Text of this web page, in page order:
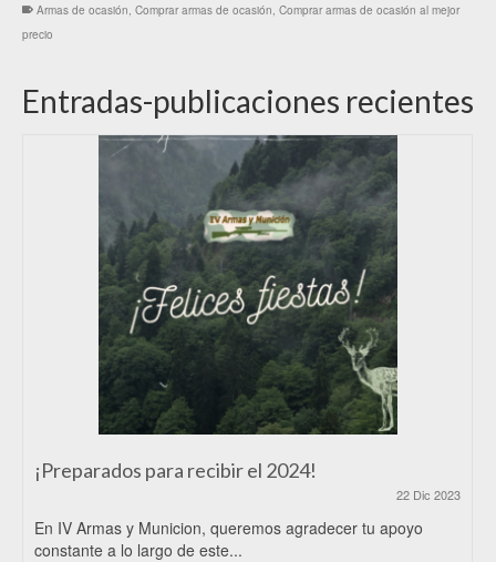
Armas de ocasión, Comprar armas de ocasión, Comprar armas de ocasión al mejor
precio
Entradas-publicaciones recientes
¡Preparados para recibir el 2024!
22 Dic 2023
En IV Armas y Municion, queremos agradecer tu apoyo
constante a lo largo de este...